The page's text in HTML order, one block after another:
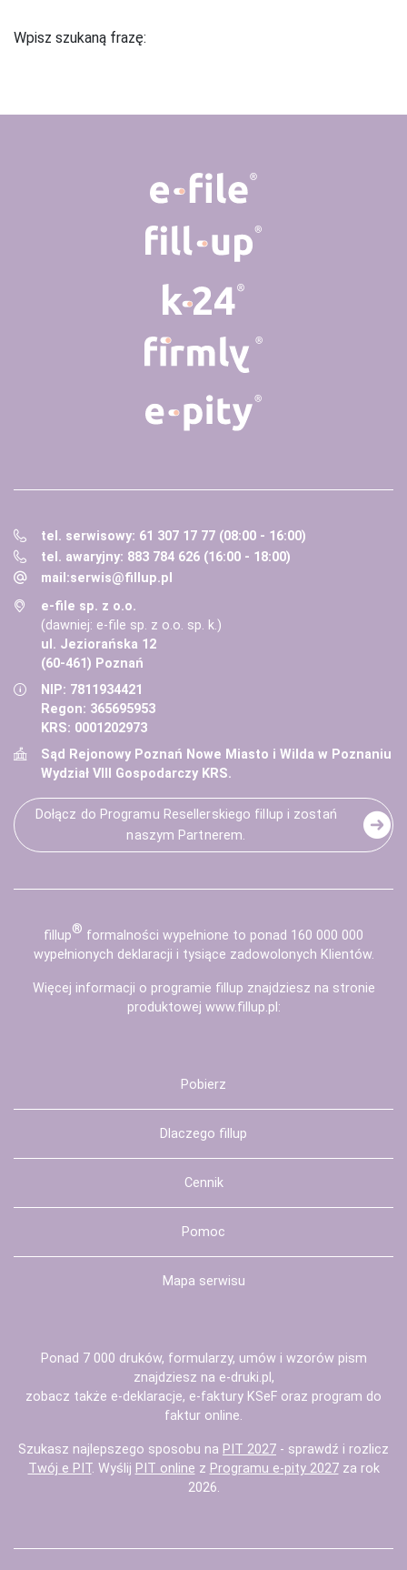
Wpisz szukaną frazę:
tel. serwisowy: 61 307 17 77 (08:00 - 16:00)
tel. awaryjny: 883 784 626 (16:00 - 18:00)
mail:serwis@fillup.pl
e-file sp. z o.o.
(dawniej: e-file sp. z o.o. sp. k.)
ul. Jeziorańska 12
(60-461) Poznań
NIP: 7811934421
Regon: 365695953
KRS: 0001202973
Sąd Rejonowy Poznań Nowe Miasto i Wilda w Poznaniu
Wydział VIII Gospodarczy KRS.
Dołącz do Programu Resellerskiego fillup i zostań
naszym Partnerem.
fillup® formalności wypełnione to ponad 160 000 000
wypełnionych deklaracji i tysiące zadowolonych Klientów.
Więcej informacji o programie fillup znajdziesz na stronie
produktowej www.fillup.pl:
Pobierz
Dlaczego fillup
Cennik
Pomoc
Mapa serwisu
Ponad 7 000 druków, formularzy, umów i wzorów pism
znajdziesz na e-druki.pl,
zobacz także e-deklaracje, e-faktury KSeF oraz program do
faktur online.
Szukasz najlepszego sposobu na PIT 2027 - sprawdź i rozlicz
Twój e PIT. Wyślij PIT online z Programu e-pity 2027za rok
2026.